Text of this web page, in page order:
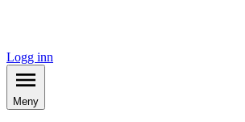
Logg inn
Meny